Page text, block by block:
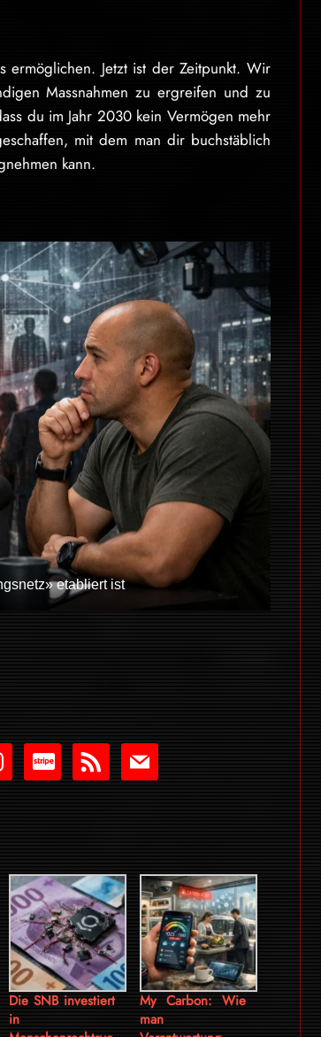
ermöglichen. Jetzt ist der Zeitpunkt. Wir
Massnahmen zu ergreifen und zu
du im Jahr 2030 kein Vermögen mehr
mit dem man dir buchstäblich
kann.
etabliert ist
cc-
stripe
rss mail
Die SNB investiert
in
My Carbon: Wie
man